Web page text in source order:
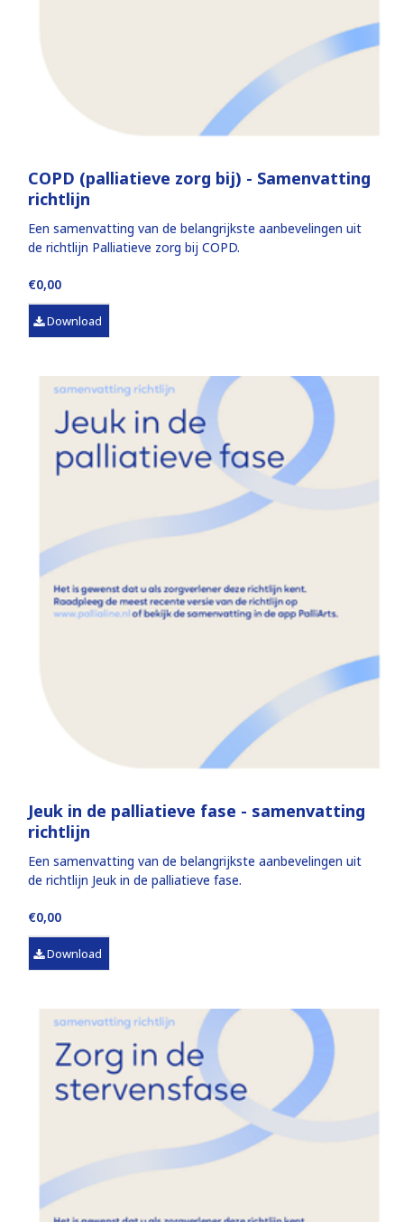
COPD (palliatieve zorg bij) - Samenvatting
richtlijn
Een samenvatting van de belangrijkste aanbevelingen uit
de richtlijn Palliatieve zorg bij COPD.
€0,00
Download
Jeuk in de palliatieve fase - samenvatting
richtlijn
Een samenvatting van de belangrijkste aanbevelingen uit
de richtlijn Jeuk in de palliatieve fase.
€0,00
Download